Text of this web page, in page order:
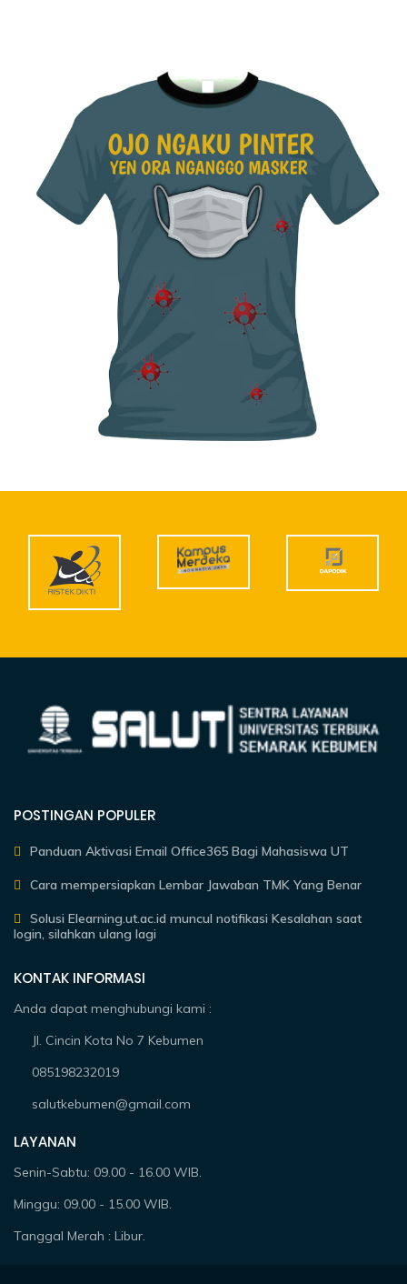
POSTINGAN POPULER
Panduan Aktivasi Email Office365 Bagi Mahasiswa UT
Cara mempersiapkan Lembar Jawaban TMK Yang Benar
Solusi Elearning.ut.ac.id muncul notifikasi Kesalahan saat
login, silahkan ulang lagi
KONTAK INFORMASI
Anda dapat menghubungi kami :
Jl. Cincin Kota No 7 Kebumen
085198232019
salutkebumen@gmail.com
LAYANAN
Senin-Sabtu: 09.00 - 16.00 WIB.
Minggu: 09.00 - 15.00 WIB.
Tanggal Merah : Libur.